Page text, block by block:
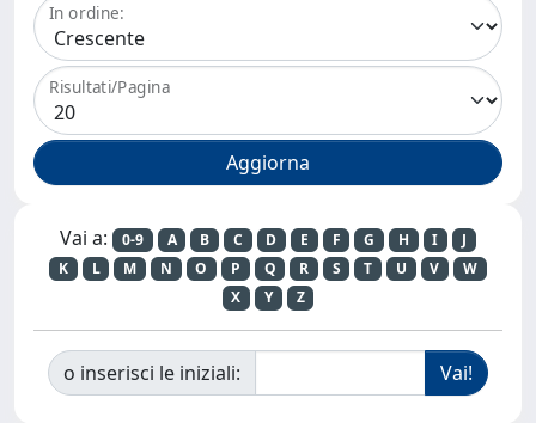
In ordine:
Risultati/Pagina
Vai a: 0-9 A B C D E F G H I
J
K
L M N O P Q R S T U V
W
X
Y Z
o inserisci le iniziali: